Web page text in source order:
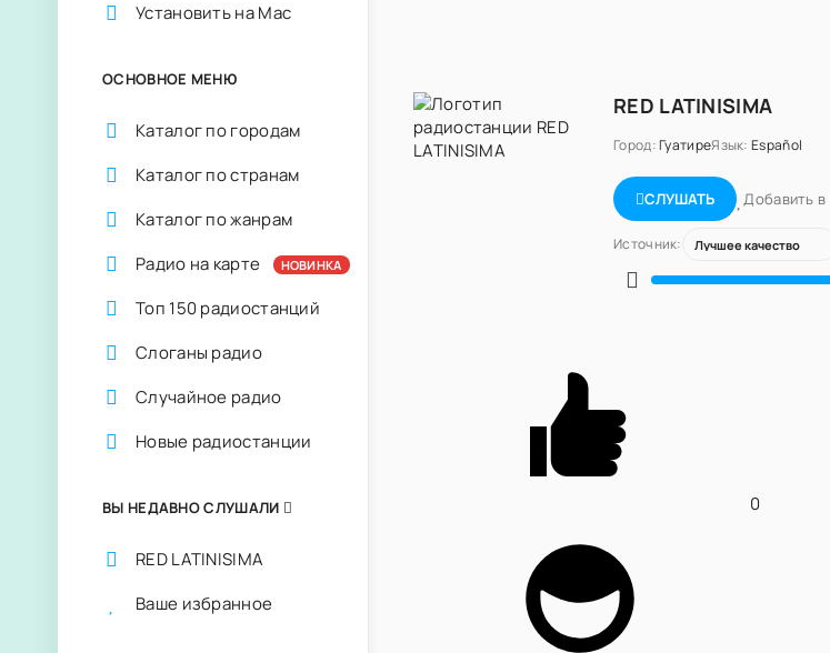
RED LATINISIMA
Город:ГуатиреЯзык: Español
СЛУШАТЬ Добавить в
Источник:
0
Установить на Mac
ОСНОВНОЕ МЕНЮ
Каталог по городам
Каталог по странам
Каталог по жанрам
Радио на карте
НОВИНКА
Топ 150 радиостанций
Слоганы радио
Случайное радио
Новые радиостанции
ВЫ НЕДАВНО СЛУШАЛИ
RED LATINISIMA
Ваше избранное